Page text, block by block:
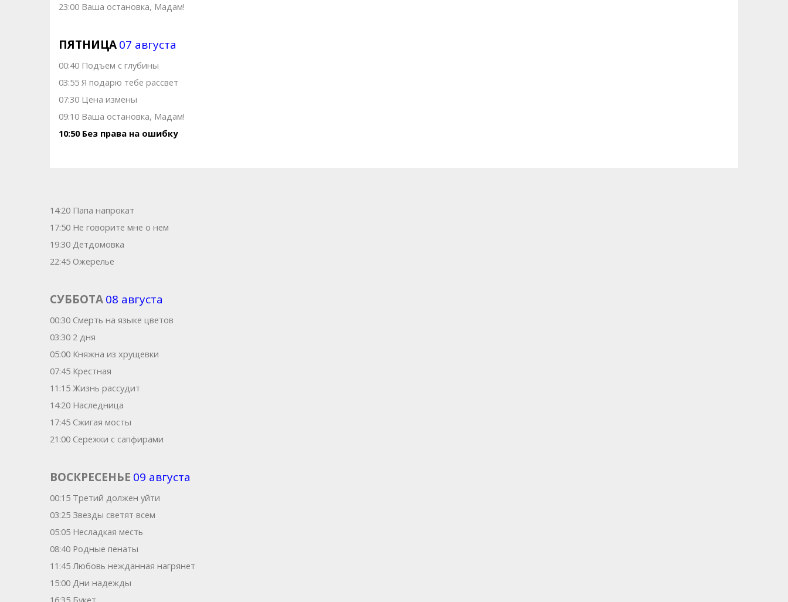
23:00 Ваша остановка, Мадам!
ПЯТНИЦА07 августа
00:40 Подъем с глубины
03:55 Я подарю тебе рассвет
07:30 Цена измены
09:10 Ваша остановка, Мадам!
10:50 Без права на ошибку
14:20 Папа напрокат
17:50 Не говорите мне о нем
19:30 Детдомовка
22:45 Ожерелье
СУББОТА08 августа
00:30 Смерть на языке цветов
03:30 2 дня
05:00 Княжна из хрущевки
07:45 Крестная
11:15 Жизнь рассудит
14:20 Наследница
17:45 Сжигая мосты
21:00 Сережки с сапфирами
ВОСКРЕСЕНЬЕ 09 августа
00:15 Третий должен уйти
03:25 Звезды светят всем
05:05 Несладкая месть
08:40 Родные пенаты
11:45 Любовь нежданная нагрянет
15:00 Дни надежды